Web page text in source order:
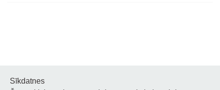
Sīkdatnes